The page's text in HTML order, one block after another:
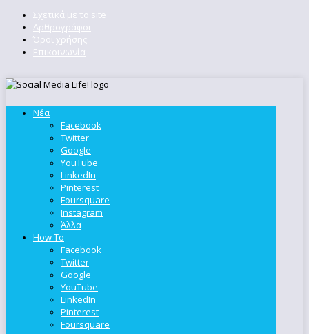
Σχετικά με το site
Αρθρογράφοι
Όροι χρήσης
Επικοινωνία
Νέα
Facebook
Twitter
Google
YouTube
LinkedIn
Pinterest
Foursquare
Instagram
Άλλα
How To
Facebook
Twitter
Google
YouTube
LinkedIn
Pinterest
Foursquare